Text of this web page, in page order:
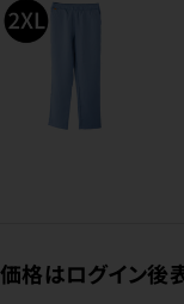
価格はログイン後